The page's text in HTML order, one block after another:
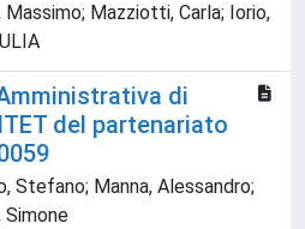
Mazziotti, Carla; Iorio,
di
del partenariato
Stefano; Manna, Alessandro;
Simone